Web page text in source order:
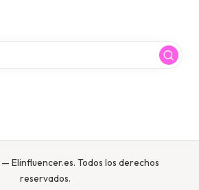
Elinfluencer.es. Todos los derechos
reservados.